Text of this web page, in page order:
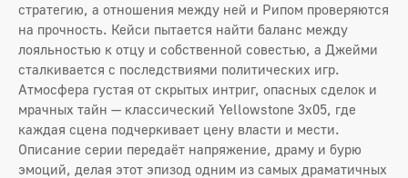
стратегию, а отношения между ней и Рипом проверяются
на прочность. Кейси пытается найти баланс между
лояльностью к отцу и собственной совестью, а Джейми
сталкивается с последствиями политических игр.
Атмосфера густая от скрытых интриг, опасных сделок и
мрачных тайн — классический Yellowstone 3x05, где
каждая сцена подчеркивает цену власти и мести.
Описание серии передаёт напряжение, драму и бурю
эмоций, делая этот эпизод одним из самых драматичных